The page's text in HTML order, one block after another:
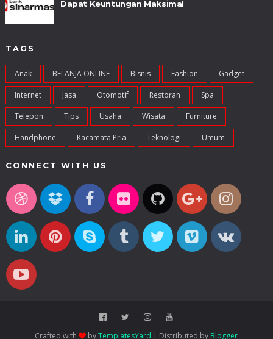
Dapat Keuntungan Maksimal
TAGS
Anak BELANJA ONLINE Bisnis Fashion Gadget
Internet Jasa Otomotif Restoran Spa
Telepon Tips Usaha Wisata Furniture
Handphone Kacamata Pria Teknologi Umum
CONNECT WITH US
Crafted with byTemplatesYard | Distributed by Blogger